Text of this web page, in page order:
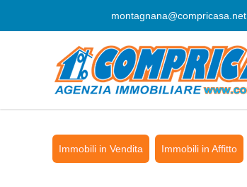
montagnana@compricasa.net
Immobili in Vendita Immobili in Affitto